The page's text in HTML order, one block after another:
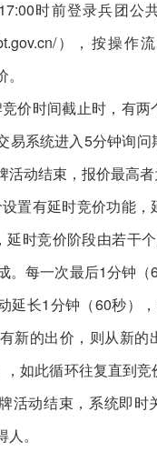
17:00时前登录兵团公
），按操作
价时间截止时，有两
易系统进入5分钟询问
动结束，报价最高者
置有延时竞价功能，
延时竞价阶段由若干
。每一次最后1分钟
延长1分钟（60秒）
新的出价，则从新的
如此循环往复直到
活动结束，系统即时
。